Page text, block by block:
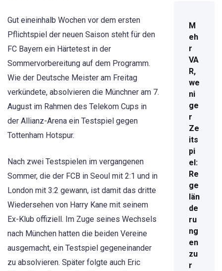
Gut eineinhalb Wochen vor dem ersten
Pflichtspiel der neuen Saison steht für den
FC Bayern ein Härtetest in der
Sommervorbereitung auf dem Programm.
Wie der Deutsche Meister am Freitag
verkündete, absolvieren die Münchner am 7.
August im Rahmen des Telekom Cups in
der Allianz-Arena ein Testspiel gegen
Tottenham Hotspur.
Nach zwei Testspielen im vergangenen
Sommer, die der FCB in Seoul mit 2:1 und in
London mit 3:2 gewann, ist damit das dritte
Wiedersehen von Harry Kane mit seinem
Ex-Klub offiziell. Im Zuge seines Wechsels
nach München hatten die beiden Vereine
ausgemacht, ein Testspiel gegeneinander
zu absolvieren. Später folgte auch Eric
M
eh
r
VA
R,
we
ni
ge
r
Ze
its
pi
el:
Re
ge
län
de
ru
ng
en
zu
r